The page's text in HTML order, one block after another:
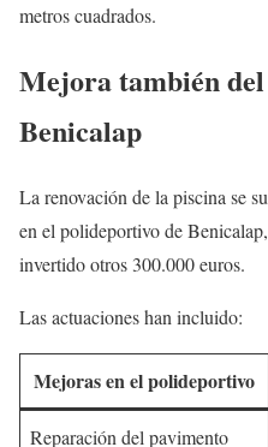
metros cuadrados.
Mejora también
Benicalap
La renovación de la piscina se
en el polideportivo de
invertido otros 300.000 euros.
Las actuaciones han incluido:
Mejoras en el polideportivo
Reparación del pavimento